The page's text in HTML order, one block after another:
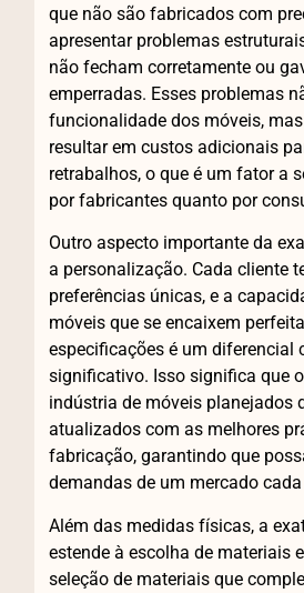
que não são fabricados com
apresentar problemas
não fecham corretamente ou
emperradas. Esses problemas
funcionalidade dos móveis,
resultar em custos adicionais
retrabalhos, o que é um fator a
por fabricantes quanto por
Outro aspecto importante da
a personalização. Cada cliente
preferências únicas, e a
móveis que se encaixem
especificações é um diferencial
significativo. Isso significa que
indústria de móveis planejados
atualizados com as melhores
fabricação, garantindo que
demandas de um mercado
Além das medidas físicas, a
estende à escolha de materiais
seleção de materiais que